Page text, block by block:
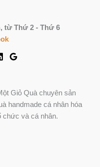
từ Thứ 2 - Thứ 6
Giỏ Quà chuyên sản
handmade cá nhân hóa
chức và cá nhân.